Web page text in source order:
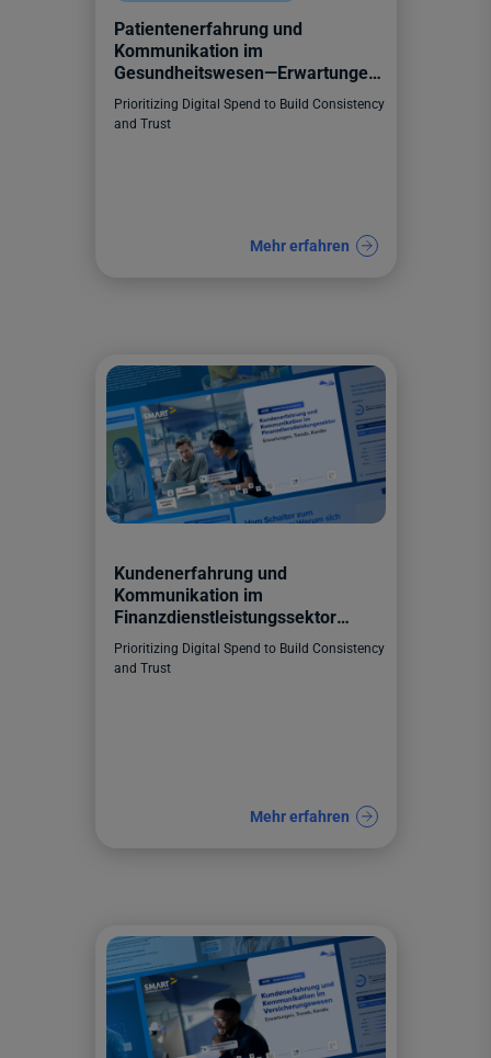
Patientenerfahrung und
Kommunikation im
Gesundheitswesen—Erwartungen,
Trends, Kanäle
Prioritizing Digital Spend to Build Consistency
and Trust
Mehr erfahren
Kundenerfahrung und
Kommunikation im
Finanzdienstleistungssektor
Erwartungen, Trends, Kanäle
Prioritizing Digital Spend to Build Consistency
and Trust
Mehr erfahren